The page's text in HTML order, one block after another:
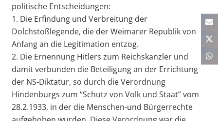
politische Entscheidungen:
1. Die Erfindung und Verbreitung der
Dolchstoßlegende, die der Weimarer Republik von
Anfang an die Legitimation entzog.
2. Die Ernennung Hitlers zum Reichskanzler und
damit verbunden die Beteiligung an der Errichtung
der NS-Diktatur, so durch die Verordnung
Hindenburgs zum “Schutz von Volk und Staat” vom
28.2.1933, in der die Menschen-und Bürgerrechte